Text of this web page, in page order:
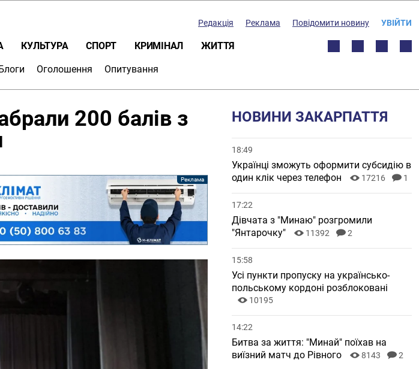
Редакція Реклама Повідомити новину УВІЙТИ
КУЛЬТУРА СПОРТ КРИМІНАЛ ЖИТТЯ
Оголошення Опитування
200 балів з
НОВИНИ ЗАКАРПАТТЯ
18:49
Українці зможуть оформити субсидію в
один клік через телефон
17216 1
17:22
Дівчата з "Минаю" розгромили
"Янтарочку"
11392 2
15:58
Усі пункти пропуску на українсько-
польському кордоні розблоковані
10195
14:22
Битва за життя: "Минай" поїхав на
виїзний матч до Рівного
8143 2